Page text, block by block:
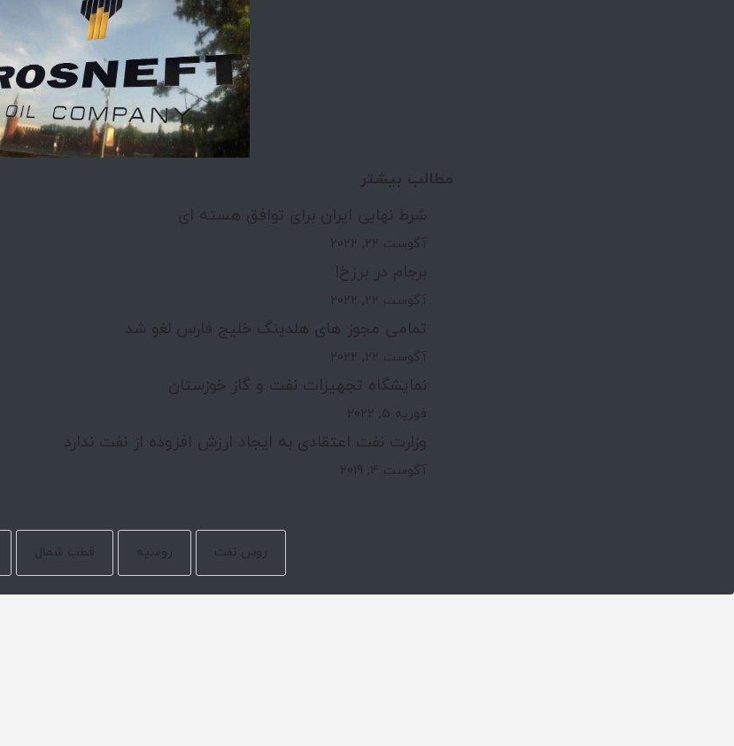
مطالب بیشتر
شرط نهایی ایران برای توافق هسته ای
آگوست 22, 2022
برجام در برزخ!
آگوست 22, 2022
تمامی مجوز های هلدینگ خلیج فارس لغو شد
آگوست 22, 2022
نمایشگاه تجهیزات نفت و گاز خوزستان
فوریه 5, 2022
وزارت نفت اعتقادی به ایجاد ارزش افزوده از نفت ندارد
آگوست 4, 2019
روس نفت روسیه قطب شمال